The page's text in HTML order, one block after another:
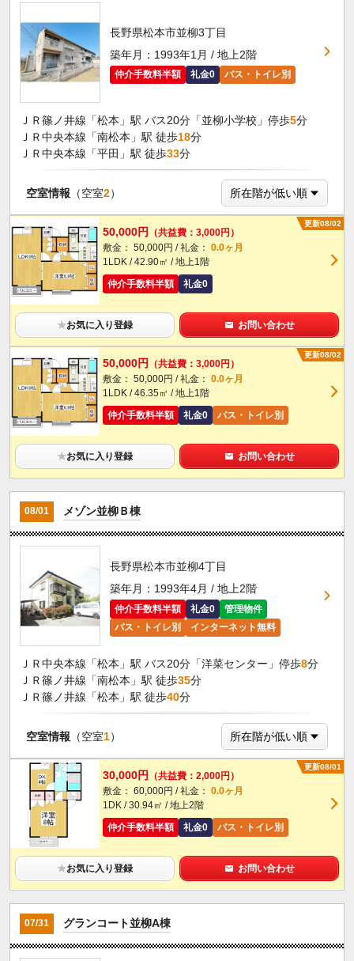
長野県松本市並柳3丁目
築年月：1993年1月 / 地上2階
仲介手数料半額 礼金0 バス・トイレ別
ＪＲ篠ノ井線「松本」駅 バス20分「並柳小学校」停歩5分
ＪＲ中央本線「南松本」駅 徒歩18分
ＪＲ中央本線「平田」駅 徒歩33分
空室情報 （空室2）
更新08/02
50,000円
（共益費：3,000円）
敷金： 50,000円 / 礼金： 0.0ヶ月
1LDK / 42.90㎡ / 地上1階
仲介手数料半額
礼金0
★お気に入り登録 お問い合わせ
更新08/02
50,000円
（共益費：3,000円）
敷金： 50,000円 / 礼金： 0.0ヶ月
1LDK / 46.35㎡ / 地上1階
仲介手数料半額
礼金0 バス・トイレ別
★お気に入り登録 お問い合わせ
08/01 メゾン並柳Ｂ棟
長野県松本市並柳4丁目
築年月：1993年4月 / 地上2階
仲介手数料半額 礼金0
管理物件
バス・トイレ別
インターネット無料
ＪＲ中央本線「松本」駅 バス20分「洋菜センター」停歩8分
ＪＲ篠ノ井線「南松本」駅 徒歩35分
ＪＲ篠ノ井線「松本」駅 徒歩40分
空室情報 （空室1）
更新08/01
30,000円
（共益費：2,000円）
敷金： 60,000円 / 礼金： 0.0ヶ月
1DK / 30.94㎡ / 地上2階
仲介手数料半額
礼金0 バス・トイレ別
★お気に入り登録 お問い合わせ
07/31 グランコート並柳A棟